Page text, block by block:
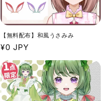
【無料配布】和風うさみみ
通
常
価
格
¥0 JPY